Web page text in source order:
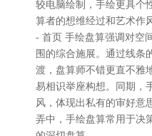
较电脑绘制，手绘更具个
算者的想维经过和艺术作
- 首页 手绘盘算强调对空
围的综合施展。通过线条
渡，盘算师不错更直不雅
易相识举座构想。同期，
风，体现出私有的审好意
弄中，手绘盘算常用于决